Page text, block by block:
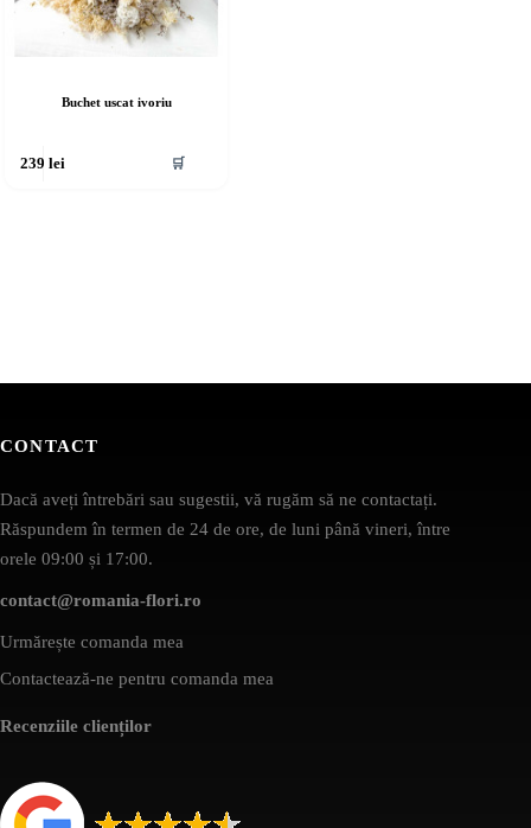
Buchet uscat ivoriu
239lei 🛒
CONTACT
Dacă aveți întrebări sau sugestii, vă rugăm să ne contactați.
Răspundem în termen de 24 de ore, de luni până vineri, între
orele 09:00 și 17:00.
contact@romania-flori.ro
Urmărește comanda mea
Contactează-ne pentru comanda mea
Recenziile clienților